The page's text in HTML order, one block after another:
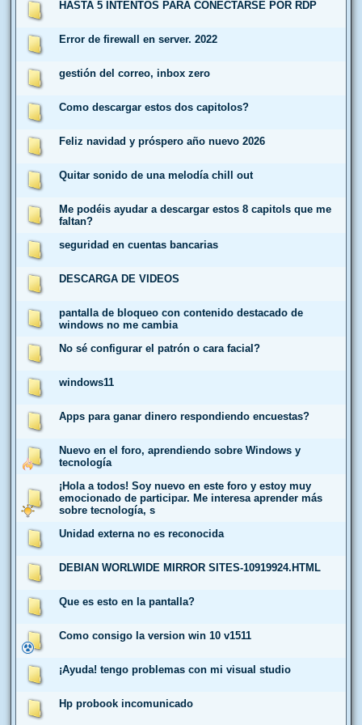
HASTA 5 INTENTOS PARA CONECTARSE POR RDP
Error de firewall en server. 2022
gestión del correo, inbox zero
Como descargar estos dos capitolos?
Feliz navidad y próspero año nuevo 2026
Quitar sonido de una melodía chill out
Me podéis ayudar a descargar estos 8 capitols que me
faltan?
seguridad en cuentas bancarias
DESCARGA DE VIDEOS
pantalla de bloqueo con contenido destacado de
windows no me cambia
No sé configurar el patrón o cara facial?
windows11
Apps para ganar dinero respondiendo encuestas?
Nuevo en el foro, aprendiendo sobre Windows y
tecnología
¡Hola a todos! Soy nuevo en este foro y estoy muy
emocionado de participar. Me interesa aprender más
sobre tecnología, s
Unidad externa no es reconocida
DEBIAN WORLWIDE MIRROR SITES-10919924.HTML
Que es esto en la pantalla?
Como consigo la version win 10 v1511
¡Ayuda! tengo problemas con mi visual studio
Hp probook incomunicado